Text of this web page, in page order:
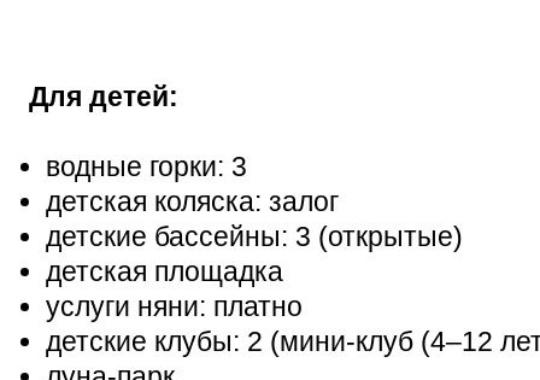
Для детей:
водные горки: 3
детская коляска: залог
детские бассейны: 3 (открытые)
детская площадка
услуги няни: платно
детские клубы: 2 (мини-клуб (4–12